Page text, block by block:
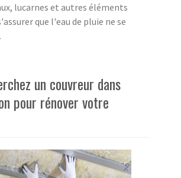
lucarnes et autres éléments
que l'eau de pluie ne se
un couvreur dans
pour rénover votre